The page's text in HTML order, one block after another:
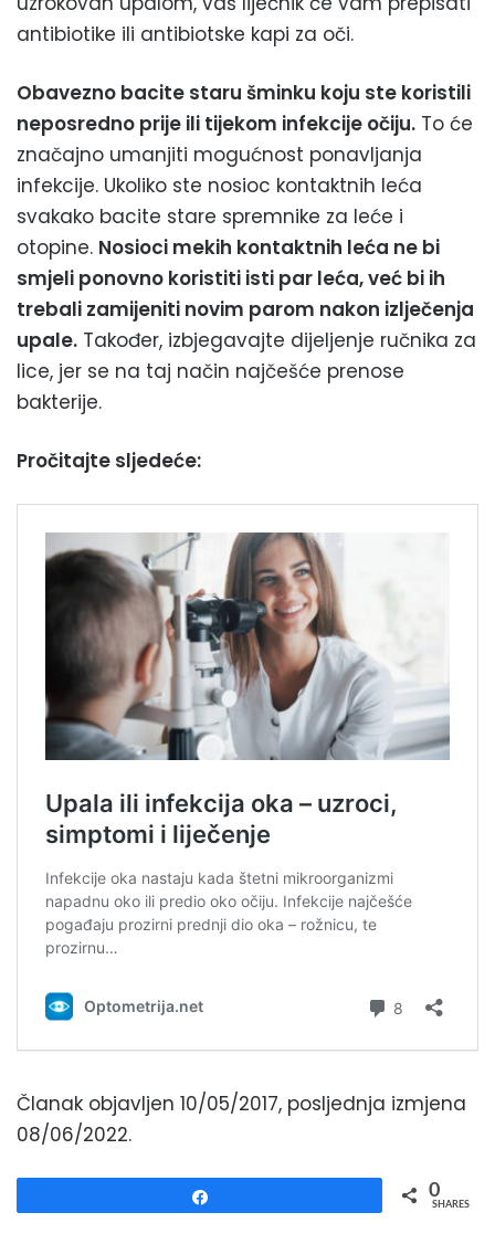
antibiotike ili antibiotske kapi za oči.
Obavezno bacite staru šminku koju ste koristili
neposredno prije ili tijekom infekcije očiju. To će
značajno umanjiti mogućnost ponavljanja
infekcije. Ukoliko ste nosioc kontaktnih leća
svakako bacite stare spremnike za leće i
otopine. Nosioci mekih kontaktnih leća ne bi
smjeli ponovno koristiti isti par leća, već bi ih
trebali zamijeniti novim parom nakon izlječenja
upale. Također, izbjegavajte dijeljenje ručnika za
lice, jer se na taj način najčešće prenose
bakterije.
Pročitajte sljedeće:
Članak objavljen 10/05/2017, posljednja izmjena
08/06/2022.
0
SHARES